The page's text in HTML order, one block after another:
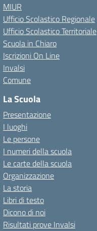
MIUR
Ufficio Scolastico Regionale
Ufficio Scolastico Territoriale
Scuola in Chiaro
Iscrizioni On Line
Invalsi
Comune
La Scuola
Presentazione
I luoghi
Le persone
I numeri della scuola
Le carte della scuola
Organizzazione
La storia
Libri di testo
Dicono di noi
Risultati prove Invalsi